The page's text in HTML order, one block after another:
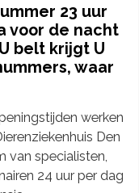
23 uur
voor de nacht
belt krijgt U
waar
werken
Den
van specialisten,
24 uur per dag